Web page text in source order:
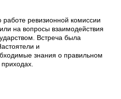
ревизионной комиссии
на вопросы взаимодействия
Встреча была
и
знания о правильном